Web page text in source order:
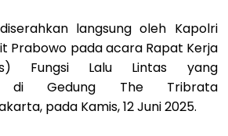
langsung oleh Kapolri
Prabowo pada acara Rapat Kerja
Fungsi Lalu Lintas yang
di Gedung The Tribrata
pada Kamis, 12 Juni 2025.